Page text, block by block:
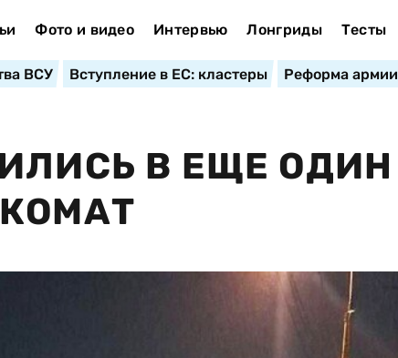
Фото и видео Интервью Лонгриды Тесты
ВСУ Вступление в ЕС: кластеры Реформа армии
В ЕЩЕ ОДИН